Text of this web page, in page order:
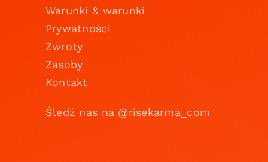
Warunki & warunki
Prywatności
Zwroty
Zasoby
Kontakt
Śledź nas na @risekarma_com